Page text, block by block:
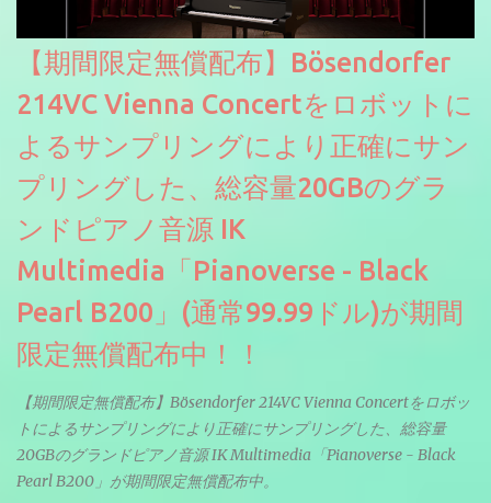
【期間限定無償配布】Bösendorfer
214VC Vienna Concertをロボットに
よるサンプリングにより正確にサン
プリングした、総容量20GBのグラ
ンドピアノ音源 IK
Multimedia「Pianoverse - Black
Pearl B200」(通常99.99ドル)が期間
限定無償配布中！！
【期間限定無償配布】Bösendorfer 214VC Vienna Concertをロボッ
トによるサンプリングにより正確にサンプリングした、総容量
20GBのグランドピアノ音源 IK Multimedia「Pianoverse - Black
Pearl B200」が期間限定無償配布中。